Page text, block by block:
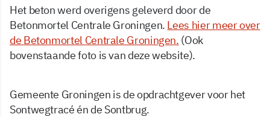
Het beton werd overigens geleverd door de
Betonmortel Centrale Groningen. Lees hier meer over
de Betonmortel Centrale Groningen. (Ook
bovenstaande foto is van deze website).
Gemeente Groningen is de opdrachtgever voor het
Sontwegtracé én de Sontbrug.